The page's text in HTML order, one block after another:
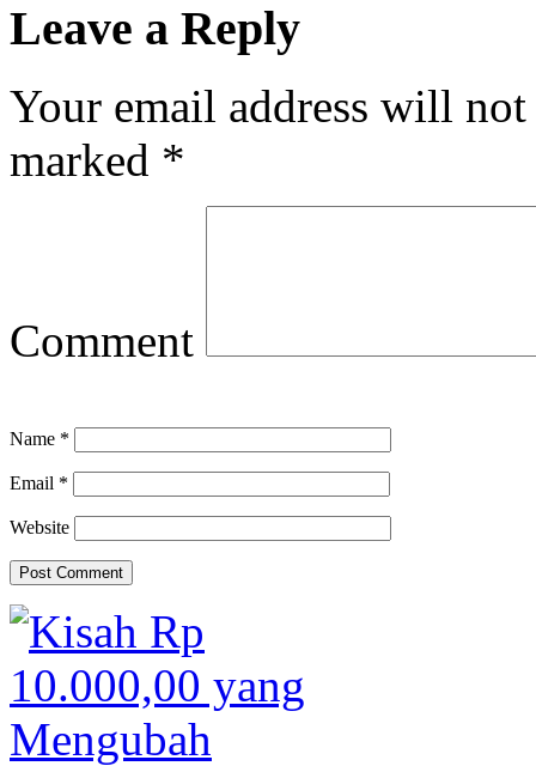
Leave a Reply
Your email address will
marked *
Comment
Name *
Email *
Website